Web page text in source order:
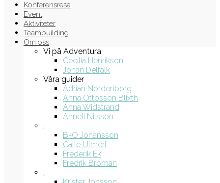
Konferensresa
Event
Aktiviteter
Teambuilding
Om oss
Vi på Adventura
Cecilia Henrikson
Johan Delfalk
Våra guider
Adrian Nordenborg
Anna Ottosson Blixth
Anna Widstrand
Anneli Nilsson
.
B-O Johansson
Calle Ulmert
Frederik Ek
Fredrik Broman
.